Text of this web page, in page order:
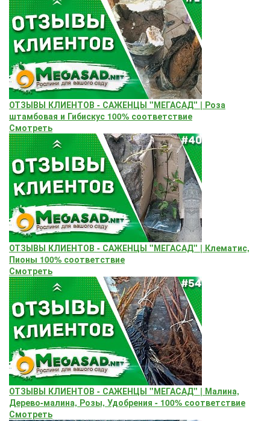
ОТЗЫВЫ КЛИЕНТОВ - САЖЕНЦЫ "МЕГАСАД" | Роза
штамбовая и Гибискус 100% соответствие
Смотреть
ОТЗЫВЫ КЛИЕНТОВ - САЖЕНЦЫ "МЕГАСАД" | Клематис,
Пионы 100% соответствие
Смотреть
ОТЗЫВЫ КЛИЕНТОВ - САЖЕНЦЫ "МЕГАСАД" | Малина,
Дерево-малина, Розы, Удобрения - 100% соответствие
Смотреть